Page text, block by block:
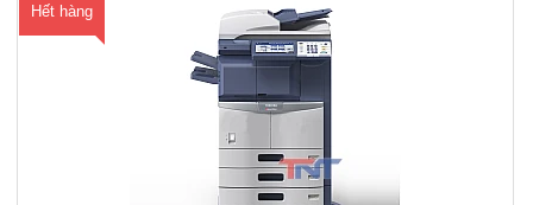
Hết hàng